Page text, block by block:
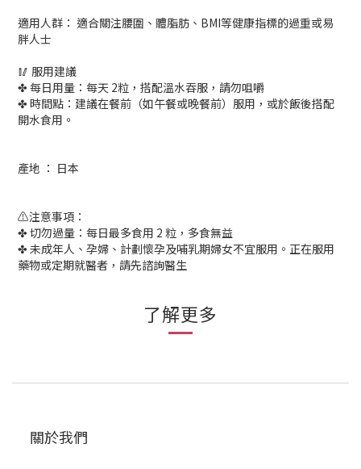
適用人群： 適合關注腰圍、體脂肪、BMI等健康指標的過重或易
胖人士
🥢 服用建議
✤ 每日用量：每天 2粒，搭配溫水吞服，請勿咀嚼
✤ 時間點：建議在餐前（如午餐或晚餐前）服用，或於飯後搭配
開水食用。
產地 ： 日本
⚠️注意事項：
✤ 切勿過量：每日最多食用 2 粒，多食無益
✤ 未成年人、孕婦、計劃懷孕及哺乳期婦女不宜服用。正在服用
藥物或定期就醫者，請先諮詢醫生
了解更多
關於我們